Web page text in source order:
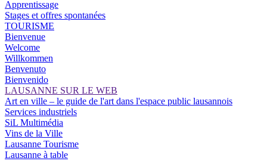
Apprentissage
Stages et offres spontanées
TOURISME
Bienvenue
Welcome
Willkommen
Benvenuto
Bienvenido
LAUSANNE SUR LE WEB
Art en ville – le guide de l'art dans l'espace public lausannois
Services industriels
SiL Multimédia
Vins de la Ville
Lausanne Tourisme
Lausanne à table